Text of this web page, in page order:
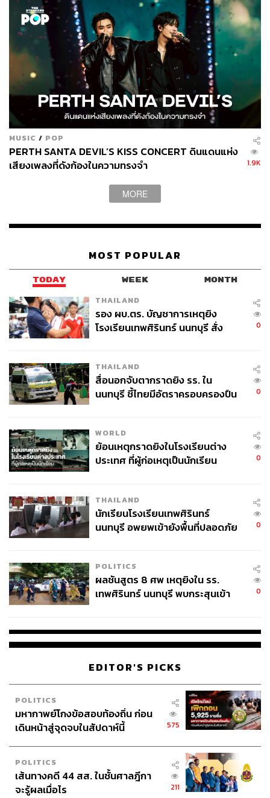
MUSIC / POP
PERTH SANTA DEVIL’S KISS CONCERT ดินแดนแห่ง
เสียงเพลงที่ดังก้องในความทรงจำ
1.9K
MORE
MOST POPULAR
TODAY WEEK MONTH
THAILAND
รอง ผบ.ตร. บัญชาการเหตุยิง
โรงเรียนเทพศิรินทร์ นนทบุรี สั่ง
0
THAILAND
สื่อนอกจับตากราดยิง รร. ใน
นนทบุรี ชี้ไทยมีอัตราครอบครองปืน
0
WORLD
ย้อนเหตุกราดยิงในโรงเรียนต่าง
ประเทศ ที่ผู้ก่อเหตุเป็นนักเรียน
0
THAILAND
นักเรียนโรงเรียนเทพศิรินทร์
นนทบุรี อพยพเข้ายังพื้นที่ปลอดภัย
0
POLITICS
ผลชันสูตร 8 ศพ เหตุยิงใน รร.
เทพศิรินทร์ นนทบุรี พบกระสุนเข้า
0
EDITOR'S PICKS
POLITICS
มหากาพย์โกงข้อสอบท้องถิ่น ก่อน
เดินหน้าสู่จุดจบในสัปดาห์นี้
575
POLITICS
เส้นทางคดี 44 สส. ในชั้นศาลฎีกา
จะรู้ผลเมื่อไร
211